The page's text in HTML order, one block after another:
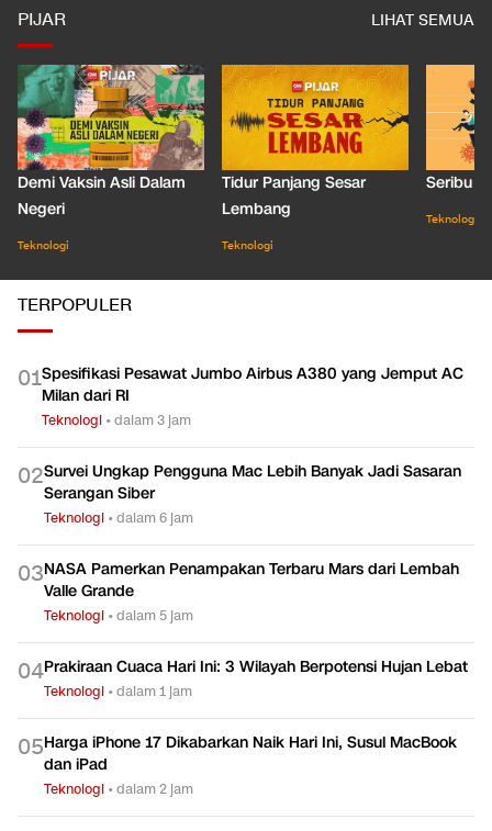
PIJAR LIHAT SEMUA
Demi Vaksin Asli Dalam
Negeri
Teknologi
Tidur Panjang Sesar
Lembang
Teknologi
Seribu
Teknologi
TERPOPULER
01Spesifikasi Pesawat Jumbo Airbus A380 yang Jemput AC
Milan dari RI
Teknologi •dalam 3 jam
02Survei Ungkap Pengguna Mac Lebih Banyak Jadi Sasaran
Serangan Siber
Teknologi •dalam 6 jam
03NASA Pamerkan Penampakan Terbaru Mars dari Lembah
Valle Grande
Teknologi •dalam 5 jam
04Prakiraan Cuaca Hari Ini: 3 Wilayah Berpotensi Hujan Lebat
Teknologi •dalam 1 jam
05Harga iPhone 17 Dikabarkan Naik Hari Ini, Susul MacBook
dan iPad
Teknologi •dalam 2 jam